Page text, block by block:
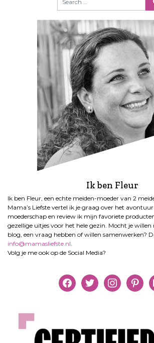
Ik ben Fleur
Ik ben Fleur, een echte meiden-moeder van 2
Mama’s Liefste vertel ik je graag over het
moederschap en review ik mijn favoriete
gezellige uitjes voor het hele gezin. Mocht je
blog, een vraag hebben of willen samenwerken?
info@mamasliefste.nl.
Volg je me ook op de Social Media?
facebooktwitter instagrampinterest